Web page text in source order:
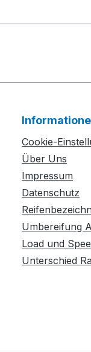
Cookie-
Über Uns
Impressum
Datenschutz
Umbereifung
Load und
Unterschied